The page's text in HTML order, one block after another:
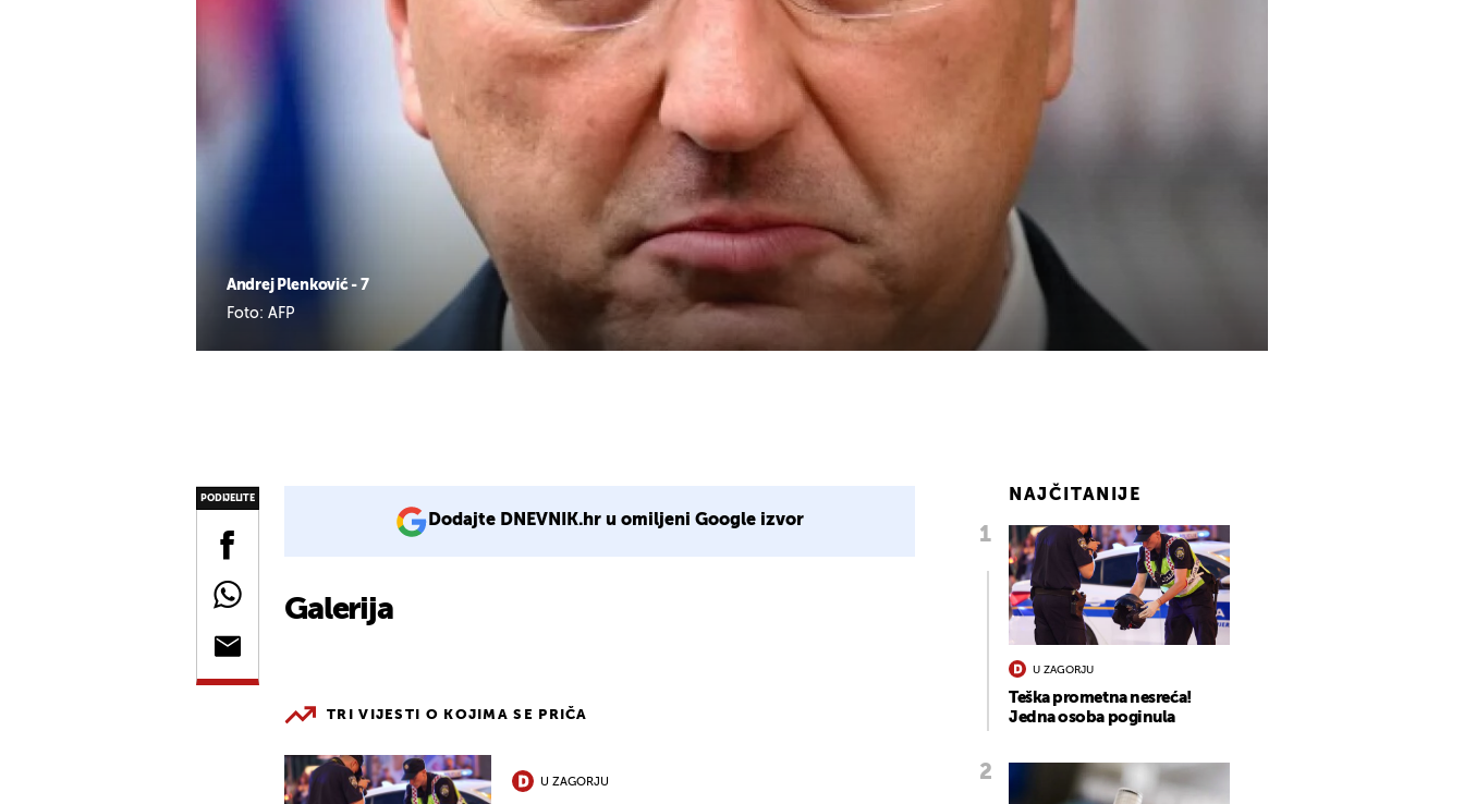
Andrej Plenković - 7
Foto: AFP
PODIJELITE
Dodajte DNEVNIK.hr u omiljeni Google izvor
Galerija
TRI VIJESTI O KOJIMA SE PRIČA
U ZAGORJU
NAJČITANIJE
U ZAGORJU
Teška prometna nesreća!
Jedna osoba poginula